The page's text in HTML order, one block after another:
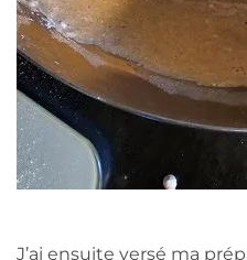
J’ai ensuite versé ma